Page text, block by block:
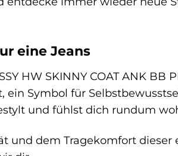
eine Jeans
HW SKINNY COAT ANK
ein Symbol für
und fühlst dich rundum
und dem Tragekomfort